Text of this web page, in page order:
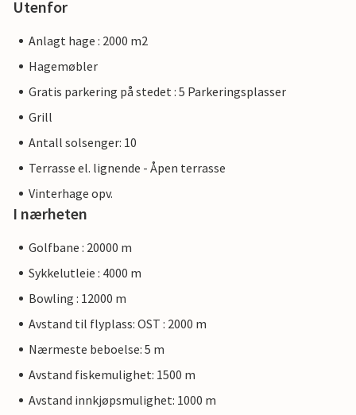
Utenfor
Anlagt hage : 2000 m2
Hagemøbler
Gratis parkering på stedet : 5 Parkeringsplasser
Grill
Antall solsenger: 10
Terrasse el. lignende - Åpen terrasse
Vinterhage opv.
I nærheten
Golfbane : 20000 m
Sykkelutleie : 4000 m
Bowling : 12000 m
Avstand til flyplass: OST : 2000 m
Nærmeste beboelse: 5 m
Avstand fiskemulighet: 1500 m
Avstand innkjøpsmulighet: 1000 m